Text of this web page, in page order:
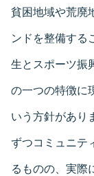
貧困地域や荒廃
ンドを整備する
生とスポーツ振
の一つの特徴に
いう方針があり
ずつコミュニテ
るものの、実際